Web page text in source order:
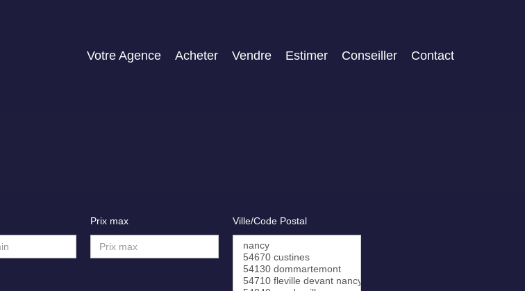
Votre Agence Acheter Vendre Estimer Conseiller Contact
Prix max Ville/Code Postal